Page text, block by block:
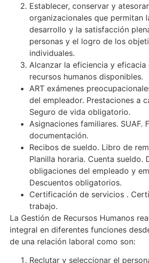
Establecer, conservar y
organizacionales que permitan
desarrollo y la satisfacción
personas y el logro de los
individuales.
Alcanzar la eficiencia y eficacia
recursos humanos disponibles.
ART exámenes
del empleador. Prestaciones a
Seguro de vida obligatorio.
Asignaciones familiares. SUAF.
documentación.
Recibos de sueldo. Libro de
Planilla horaria. Cuenta sueldo.
obligaciones del empleado y
Descuentos obligatorios.
Certificación de servicios .
trabajo.
La Gestión de Recursos Humanos
integral en diferentes funciones
de una relación laboral como son:
Reclutar y seleccionar el